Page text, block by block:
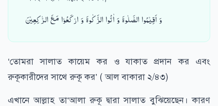
وَ اَقِیۡمُوا الصَّلٰوۃَ وَ اٰتُوا الزَّکٰوۃَ وَ ارۡکَعُوۡا مَعَ الرّٰکِعِیۡنَ
‘তোমরা সালাত কায়েম কর ও যাকাত প্রদান কর এবং
রুকূকারীদের সাথে রুকূ কর’ ( আল বাকারা ২/৪৩)
এখানে আল্লাহ তা‘আলা রুকূ দ্বারা সালাত বুঝিয়েছেন। কারণ